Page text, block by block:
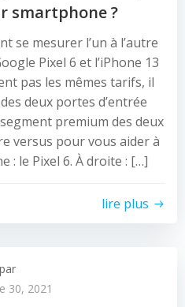
smartphone ?
se mesurer l’un à l’autre
Pixel 6 et l’iPhone 13
pas les mêmes tarifs, il
deux portes d’entrée
premium des deux
versus pour vous aider à
: le Pixel 6. À droite : […]
lire plus
par
30, 2021